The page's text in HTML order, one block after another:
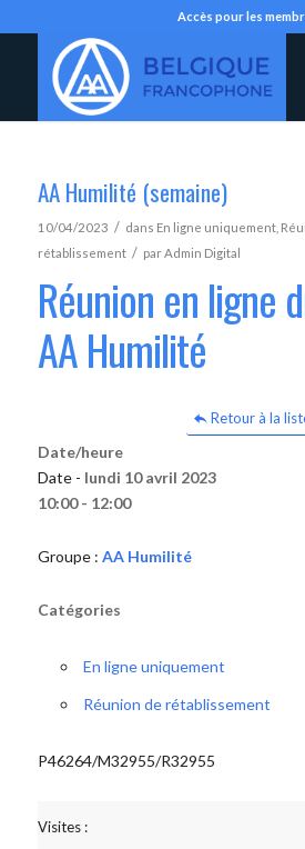
Accès pour les
AA Humilité (semaine)
10/04/2023 / dans En ligne uniquement,
rétablissement / parAdmin Digital
Réunion en ligne
AA Humilité
Retour à la
Date/heure
Date - lundi 10 avril 2023
10:00 - 12:00
Groupe : AA Humilité
Catégories
En ligne uniquement
Réunion de rétablissement
P46264/M32955/R32955
Visites :